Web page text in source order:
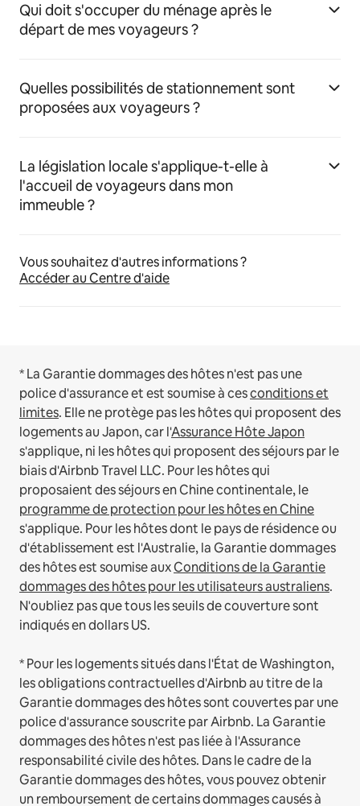
Qui doit s'occuper du ménage après le
départ de mes voyageurs ?
Quelles possibilités de stationnement sont
proposées aux voyageurs ?
La législation locale s'applique-t-elle à
l'accueil de voyageurs dans mon
immeuble ?
Vous souhaitez d'autres informations ?
Accéder au Centre d'aide
* La Garantie dommages des hôtes n'est pas une
police d'assurance et est soumise à cesconditions et
limites. Elle ne protège pas les hôtes qui proposent des
logements au Japon, car l'Assurance Hôte Japon
s'applique, ni les hôtes qui proposent des séjours par le
biais d'Airbnb Travel LLC. Pour les hôtes qui
proposaient des séjours en Chine continentale, le
programme de protection pour les hôtes en Chine
s'applique. Pour les hôtes dont le pays de résidence ou
d'établissement est l'Australie, la Garantie dommages
des hôtes est soumise auxConditions de la Garantie
dommages des hôtes pour les utilisateurs australiens.
N'oubliez pas que tous les seuils de couverture sont
indiqués en dollars US.
* Pour les logements situés dans l'État de Washington,
les obligations contractuelles d'Airbnb au titre de la
Garantie dommages des hôtes sont couvertes par une
police d'assurance souscrite par Airbnb. La Garantie
dommages des hôtes n'est pas liée à l'Assurance
responsabilité civile des hôtes. Dans le cadre de la
Garantie dommages des hôtes, vous pouvez obtenir
un remboursement de certains dommages causés à